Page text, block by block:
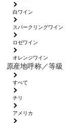
白ワイン
スパークリングワイン
ロゼワイン
オレンジワイン
原産地呼称／等級
すべて
チリ
アメリカ